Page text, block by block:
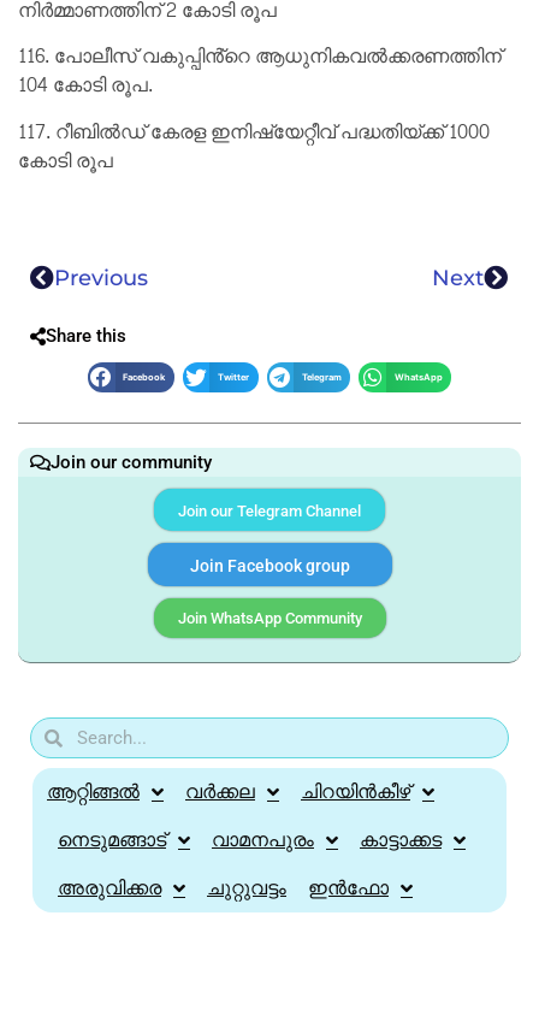
നിർമ്മാണത്തിന് 2 കോടി രൂപ
116. പോലീസ് വകുപ്പിൻ്റെ ആധുനികവൽക്കരണത്തിന്
104 കോടി രൂപ.
117. റീബിൽഡ് കേരള ഇനിഷ്യേറ്റീവ് പദ്ധതിയ്ക്ക് 1000
കോടി രൂപ
Previous Next
Share this
Facebook Twitter Telegram WhatsApp
Join our community
Join our Telegram Channel
Join Facebook group
Join WhatsApp Community
ആറ്റിങ്ങൽ വർക്കല ചിറയിൻകീഴ്
നെടുമങ്ങാട് വാമനപുരം കാട്ടാക്കട
അരുവിക്കര ചുറ്റുവട്ടം ഇൻഫോ